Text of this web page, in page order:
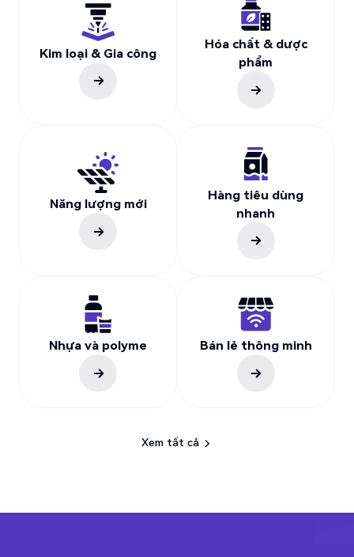
Kim loại & Gia công
Hóa chất & dược
phẩm
Năng lượng mới
Hàng tiêu dùng
nhanh
Nhựa và polyme Bán lẻ thông minh
Xem tất cả